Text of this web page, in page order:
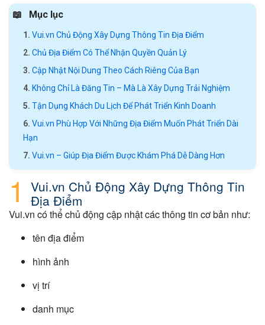
Mục lục
Vui.vn Chủ Động Xây Dựng Thông Tin Địa Điểm
Chủ Địa Điểm Có Thể Nhận Quyền Quản Lý
Cập Nhật Nội Dung Theo Cách Riêng Của Bạn
Không Chỉ Là Đăng Tin – Mà Là Xây Dựng Trải Nghiệm
Tận Dụng Khách Du Lịch Để Phát Triển Kinh Doanh
Vui.vn Phù Hợp Với Những Địa Điểm Muốn Phát Triển Dài
Hạn
Vui.vn – Giúp Địa Điểm Được Khám Phá Dễ Dàng Hơn
Vui.vn Chủ Động Xây Dựng Thông Tin
Địa Điểm
Vui.vn có thể chủ động cập nhật các thông tin cơ bản như:
tên địa điểm
hình ảnh
vị trí
danh mục